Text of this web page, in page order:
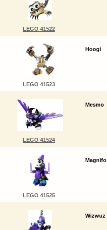
LEGO 41522
LEGO 41523
Hoogi
LEGO 41524
Mesmo
LEGO 41525
Magnifo
Wizwuz